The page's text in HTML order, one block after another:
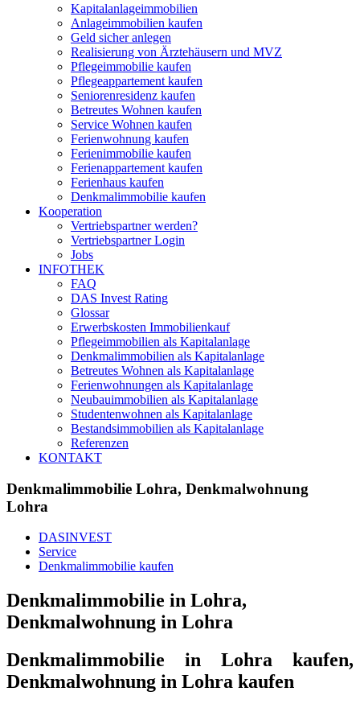
Kapitalanlageimmobilien
Anlageimmobilien kaufen
Geld sicher anlegen
Realisierung von Ärztehäusern und MVZ
Pflegeimmobilie kaufen
Pflegeappartement kaufen
Seniorenresidenz kaufen
Betreutes Wohnen kaufen
Service Wohnen kaufen
Ferienwohnung kaufen
Ferienimmobilie kaufen
Ferienappartement kaufen
Ferienhaus kaufen
Denkmalimmobilie kaufen
Kooperation
Vertriebspartner werden?
Vertriebspartner Login
Jobs
INFOTHEK
FAQ
DAS Invest Rating
Glossar
Erwerbskosten Immobilienkauf
Pflegeimmobilien als Kapitalanlage
Denkmalimmobilien als Kapitalanlage
Betreutes Wohnen als Kapitalanlage
Ferienwohnungen als Kapitalanlage
Neubauimmobilien als Kapitalanlage
Studentenwohnen als Kapitalanlage
Bestandsimmobilien als Kapitalanlage
Referenzen
KONTAKT
Denkmalimmobilie Lohra, Denkmalwohnung
Lohra
DASINVEST
Service
Denkmalimmobilie kaufen
Denkmalimmobilie in Lohra,
Denkmalwohnung in Lohra
Denkmalimmobilie in Lohra kaufen,
Denkmalwohnung in Lohra kaufen